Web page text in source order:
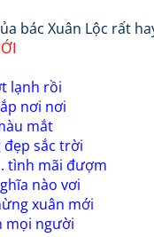
bác Xuân Lộc rất
lạnh rồi
nơi nơi
mắt
sắc trời
tình mãi đượm
nào vơi
xuân mới
mọi người